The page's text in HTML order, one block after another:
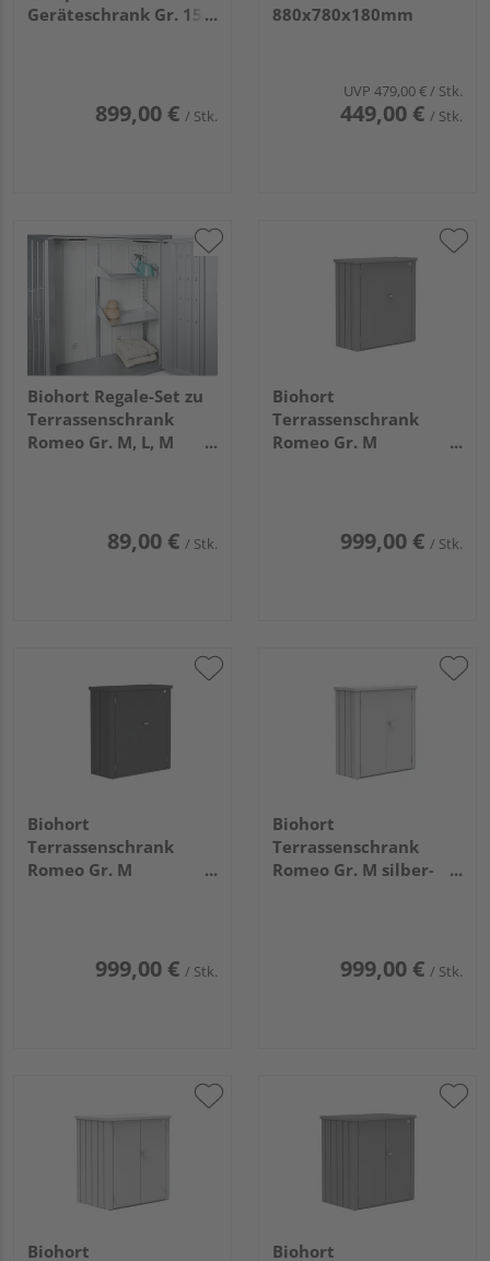
Geräteschrank Gr. 150
899,00 € / Stk.
880x780x180mm
UVP 479,00 € / Stk.
449,00 € / Stk.
Biohort Regale-Set zu
Terrassenschrank
Romeo Gr. M, L, M
89,00 € / Stk.
Biohort
Terrassenschrank
Romeo Gr. M
999,00 € / Stk.
Biohort
Terrassenschrank
Romeo Gr. M
999,00 € / Stk.
Biohort
Terrassenschrank
Romeo Gr. M silber-
999,00 € / Stk.
Biohort
Biohort